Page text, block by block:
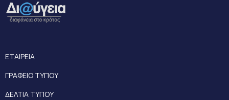
ΕΤΑΙΡΕΙΑ
ΓΡΑΦΕΙΟ ΤΥΠΟΥ
ΔΕΛΤΙΑ ΤΥΠΟΥ